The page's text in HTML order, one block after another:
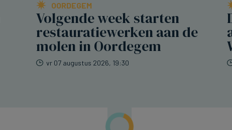
OORDEGEM
Volgende week starten
restauratiewerken aan de
molen in Oordegem
vr 07 augustus 2026, 19:30